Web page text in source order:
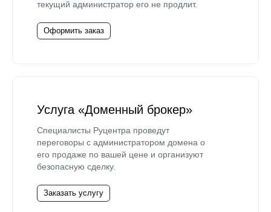
текущий администратор его не продлит.
Оформить заказ
Услуга «Доменный брокер»
Специалисты Руцентра проведут
переговоры с администратором домена о
его продаже по вашей цене и организуют
безопасную сделку.
Заказать услугу